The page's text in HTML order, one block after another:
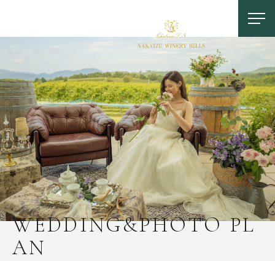
お問い合わせ
0558-83-5116
TOP
WEDDING&PHOTO PL
AN